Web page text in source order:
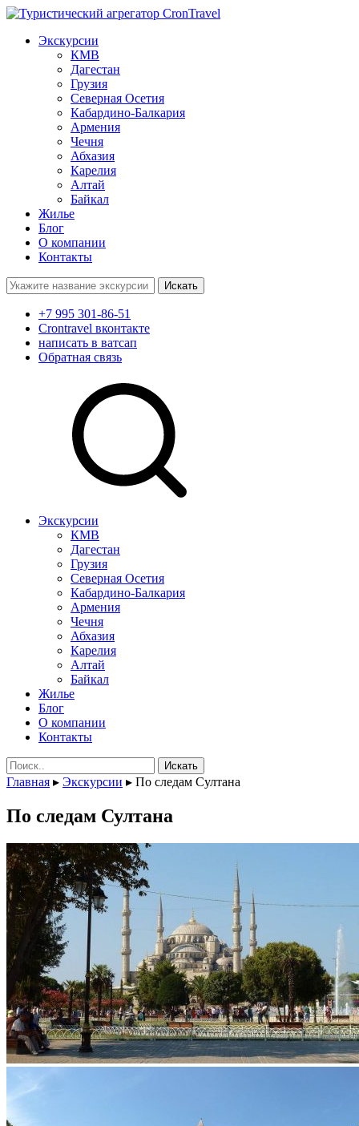
Экскурсии
КМВ
Дагестан
Грузия
Северная Осетия
Кабардино-Балкария
Армения
Чечня
Абхазия
Карелия
Алтай
Байкал
Жилье
Блог
О компании
Контакты
Поиск:
+7 995 301-86-51
Crontravel вконтакте
написать в ватсап
Обратная связь
Экскурсии
КМВ
Дагестан
Грузия
Северная Осетия
Кабардино-Балкария
Армения
Чечня
Абхазия
Карелия
Алтай
Байкал
Жилье
Блог
О компании
Контакты
Поиск:
Главная ▸ Экскурсии ▸ По следам Султана
По следам Султана